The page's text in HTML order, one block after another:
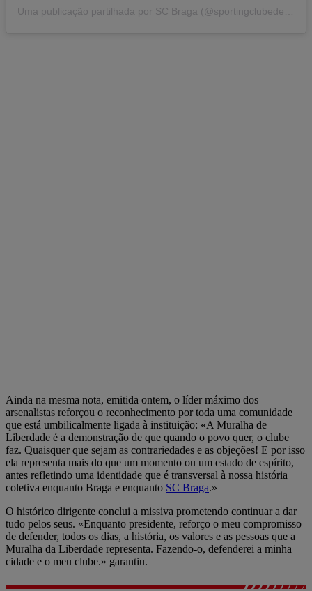
Ainda na mesma nota, emitida ontem, o líder máximo dos
arsenalistas reforçou o reconhecimento por toda uma comunidade
que está umbilicalmente ligada à instituição: «A Muralha de
Liberdade é a demonstração de que quando o povo quer, o clube
faz. Quaisquer que sejam as contrariedades e as objeções! E por isso
ela representa mais do que um momento ou um estado de espírito,
antes refletindo uma identidade que é transversal à nossa história
coletiva enquanto Braga e enquanto SC Braga.»
O histórico dirigente conclui a missiva prometendo continuar a dar
tudo pelos seus. «Enquanto presidente, reforço o meu compromisso
de defender, todos os dias, a história, os valores e as pessoas que a
Muralha da Liberdade representa. Fazendo-o, defenderei a minha
cidade e o meu clube.» garantiu.